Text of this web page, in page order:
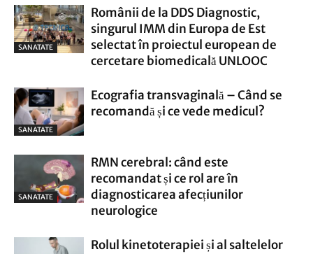
SANATATE
Românii de la DDS Diagnostic,
singurul IMM din Europa de Est
selectat în proiectul european de
cercetare biomedicală UNLOOC
SANATATE
Ecografia transvaginală – Când se
recomandă și ce vede medicul?
SANATATE
RMN cerebral: când este
recomandat și ce rol are în
diagnosticarea afecțiunilor
neurologice
Rolul kinetoterapiei și al saltelelor